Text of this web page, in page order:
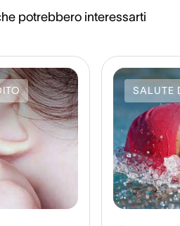
potrebbero interessarti
SALUTE